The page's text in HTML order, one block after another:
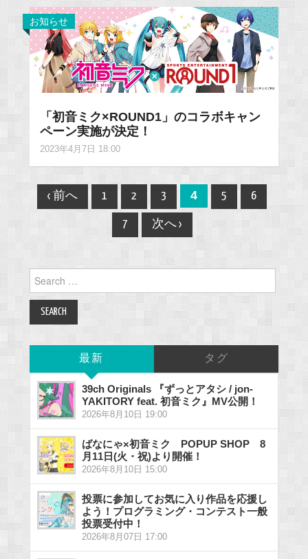
お知らせ
「初音ミク×ROUND1」のコラボキャン
ペーン実施が決定！
2023年4月7日 18:00
Post
navigation
‹ 前へ 1 2 3 4 5 6
7 次へ ›
for:
最新 タグ
39ch Originals 『ずっとアタシ / jon-
YAKITORY feat. 初音ミク』MV公開！
2026年8月10日 19:00
ばなにゃ×初音ミク POPUP SHOP 8
月11日(火・祝)より開催！
2026年8月10日 15:00
投票に参加してお気に入り作品を応援し
よう！プログラミング・コンテスト一般
投票受付中！
2026年8月07日 17:00